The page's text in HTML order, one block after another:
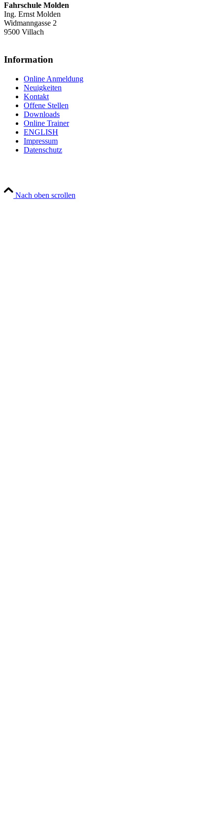
Fahrschule Molden
Ing. Ernst Molden
Widmanngasse 2
9500 Villach
Information
Online Anmeldung
Neuigkeiten
Kontakt
Offene Stellen
Downloads
Online Trainer
ENGLISH
Impressum
Datenschutz
Nach oben scrollen